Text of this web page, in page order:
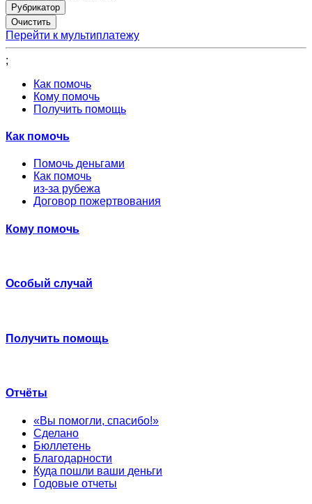
Рубрикатор
Перейти к мультиплатежу
;
Как помочь
Кому помочь
Получить помощь
Как помочь
Помочь деньгами
Как помочь
из-за рубежа
Договор пожертвования
Кому помочь
Особый случай
Получить помощь
Отчёты
«Вы помогли, спасибо!»
Сделано
Бюллетень
Благодарности
Куда пошли ваши деньги
Годовые отчеты